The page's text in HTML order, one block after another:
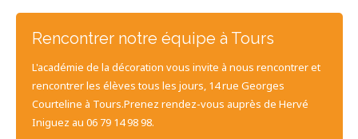
Rencontrer notre équipe à Tours
L'académie de la décoration vous invite à nous rencontrer et
rencontrer les élèves tous les jours, 14 rue Georges
Courteline à Tours.Prenez rendez-vous auprès de Hervé
Iniguez au 06 79 14 98 98.